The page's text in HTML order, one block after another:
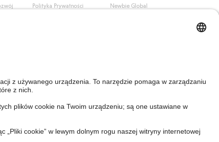
Polityka Prywatności
Newbie Global